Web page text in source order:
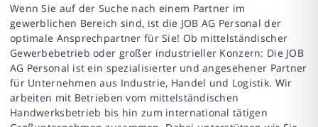
Wenn Sie auf der Suche nach einem Partner im
gewerblichen Bereich sind, ist die JOB AG Personal der
optimale Ansprechpartner für Sie! Ob mittelständischer
Gewerbebetrieb oder großer industrieller Konzern: Die JOB
AG Personal ist ein spezialisierter und angesehener Partner
für Unternehmen aus Industrie, Handel und Logistik. Wir
arbeiten mit Betrieben vom mittelständischen
Handwerksbetrieb bis hin zum international tätigen